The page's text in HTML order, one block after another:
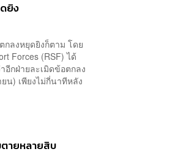
ยิง
กลงหยุดยิงก็ตาม โดย
Forces (RSF) ได้
กฝ่ายละเมิดข้อตกลง
น) เพียงไม่กี่นาทีหลัง
ตายหลายสิบ